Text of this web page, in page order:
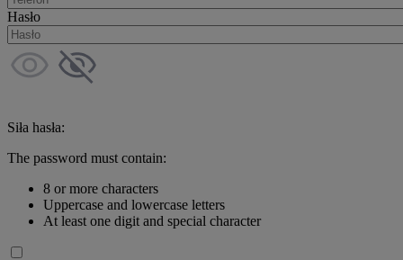
Hasło
Siła hasła:
The password must contain:
8 or more characters
Uppercase and lowercase letters
At least one digit and special character